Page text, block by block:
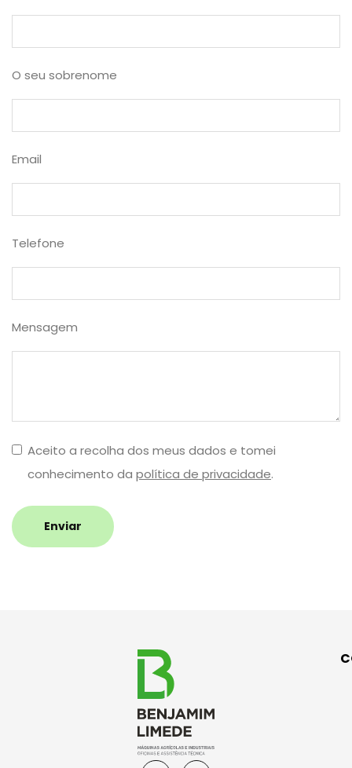
O seu sobrenome
Email
Telefone
Mensagem
Aceito a recolha dos meus dados e tomei
conhecimento da política de privacidade.
Enviar